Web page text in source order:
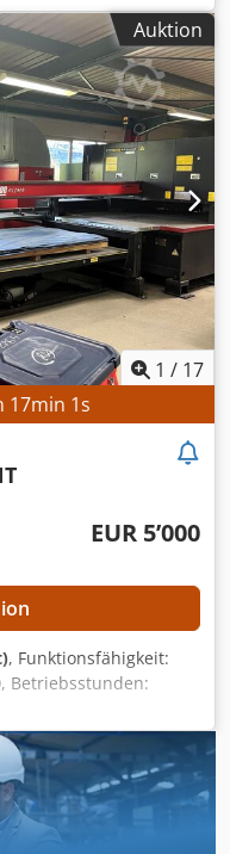
Arbeitshöhe 800 mm
1,3 mm
mm
mm Motorleistung 5,5
1700 mm Gewicht 2500
• Vollhydraulisch,
Bügelheben und
• Schnecken-
oder
der
• Max.
• 5040 mm
•
und
mit
•
Konform Dcedpfx
Dortmund - Wambel
Auktion
1 / 17
16min 58s
EUR 5’000
, Funktionsfähigkeit:
, Betriebsstunden:
Stahl (max.):12 mm,
, Blechstärke
X-Achse:2’520 mm
Z-Achse: 300
Verkauf zum